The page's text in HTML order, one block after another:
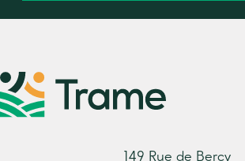
149 Rue de Bercy